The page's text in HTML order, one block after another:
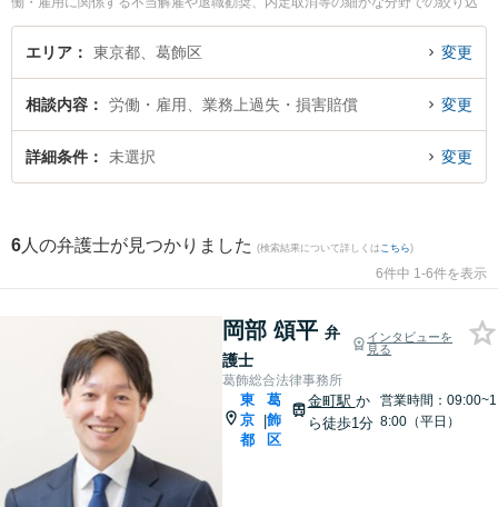
み検索もでき便利です。特に葛飾総合法律事務所の岡部 頌平弁護士や葛飾総合
法律事務所の高木 大門弁護士、葛飾総合法律事務所の角 学弁護士のプロフィー
のトラブル解決の実績豊富な近くの弁護士を検索したい』『初回相談無料で業
務上過失を法律相談できる葛飾区内の弁護士に相談予約したい』などでお困り
の相談者さんにおすすめです。
エリア 東京都、葛飾区 変更
相談内容 労働・雇用、業務上過失・損害賠償 変更
詳細条件 未選択 変更
6 人の弁護士が見つかりました (検索結果について詳しくは こちら)
6件中 1-6件を表示
岡部 頌平 弁
護士
インタビューを
見る
葛飾総合法律事務所
東
京
都
|
葛
飾
区
金町駅 か
ら徒歩1分
営業時間：09:00~1
8:00（平日）